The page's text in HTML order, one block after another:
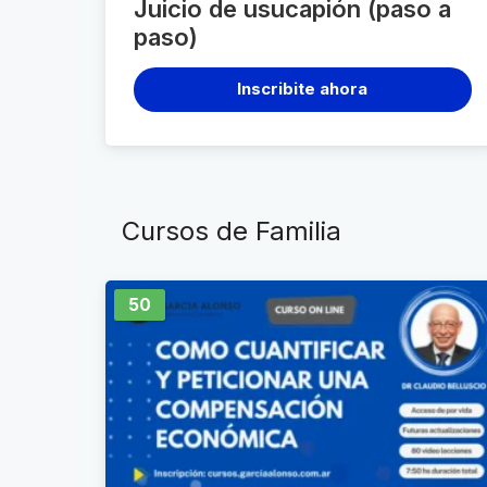
Juicio de usucapión (paso a
paso)
Inscribite ahora
Cursos de Familia
50